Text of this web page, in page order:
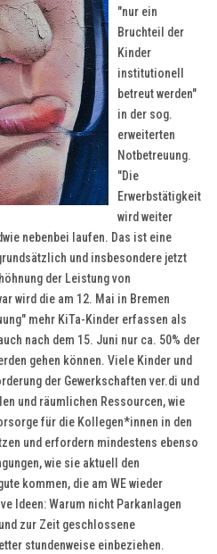
"nur ein
Bruchteil der
Kinder
institutionell
betreut werden"
in der sog.
erweiterten
Notbetreuung.
"Die
Erwerbstätigkeit
wird weiter
nebenbei laufen. Das ist eine
und insbesondere jetzt
der Leistung von
wird die am 12. Mai in Bremen
mehr KiTa-Kinder erfassen als
nach dem 15. Juni nur ca. 50% der
gehen können. Viele Kinder und
der Gewerkschaften ver.di und
und räumlichen Ressourcen, wie
für die Kollegen*innen in den
und erfordern mindestens ebenso
wie sie aktuell den
kommen, die am WE wieder
Ideen: Warum nicht Parkanlagen
zur Zeit geschlossene
stundenweise einbeziehen.